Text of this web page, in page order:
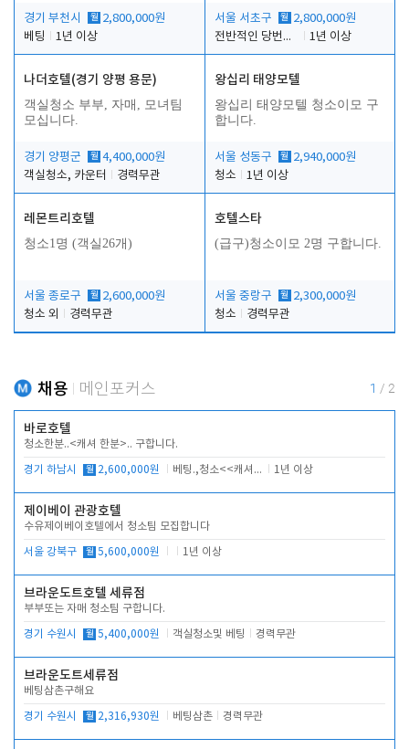
경기 부천시 월 2,800,000원
베팅
1년 이상
서울 서초구 월 2,800,000원
전반적인 당번업무
1년 이상
나더호텔(경기 양평 용문)
객실청소 부부, 자매, 모녀팀
모십니다.
경기 양평군 월 4,400,000원
객실청소, 카운터
경력무관
왕십리 태양모텔
왕십리 태양모텔 청소이모 구
합니다.
서울 성동구 월 2,940,000원
청소
1년 이상
레몬트리호텔
청소1명 (객실26개)
서울 종로구 월 2,600,000원
청소 외
경력무관
호텔스타
(급구)청소이모 2명 구합니다.
서울 중랑구 월 2,300,000원
청소
경력무관
채용 메인포커스 1 / 2
바로호텔
청소한분..<캐셔 한분>.. 구합니다.
경기 하남시 월 2,600,000원 베팅.,청소<<캐셔 모셔봅니다. 1년 이상
제이베이 관광호텔
수유제이베이호텔에서 청소팀 모집합니다
서울 강북구 월 5,600,000원 1년 이상
브라운도트호텔 세류점
부부또는 자매 청소팀 구합니다.
경기 수원시 월 5,400,000원 객실청소및 베팅 경력무관
브라운도트세류점
베팅삼촌구해요
경기 수원시 월 2,316,930원 베팅삼촌 경력무관